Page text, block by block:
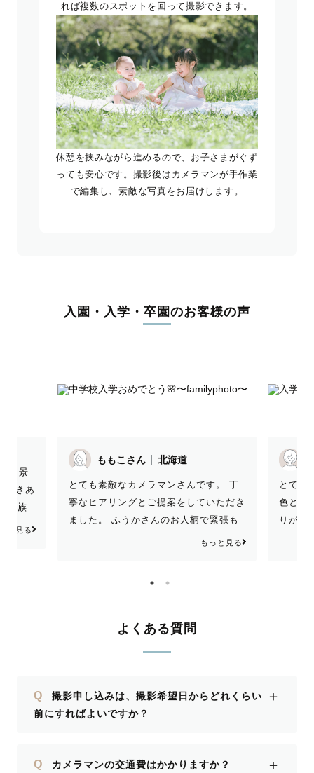
れば複数のスポットを回って撮影できます。
休憩を挟みながら進めるので、お子さまがぐず
っても安心です。撮影後はカメラマンが手作業
で編集し、素敵な写真をお届けします。
入園・入学・卒園のお客様の声
！ 景
だきあ
家族
千葉さ
と見る
ももこさん 北海道
とても素敵なカメラマンさんです。 丁
寧なヒアリングとご提案をしていただき
ました。 ふうかさんのお人柄で緊張も
ほぐれ、娘たちの素敵な笑顔を引き出し
ご依頼をさせていただきたいです。
もっと見る
とても
色と家
りがと
よくある質問
Q
撮影申し込みは、撮影希望日からどれくらい
前にすればよいですか？
＋
Q カメラマンの交通費はかかりますか？ ＋